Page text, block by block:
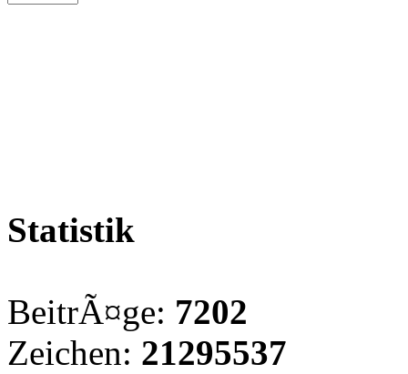
Statistik
BeitrÃ¤ge: 7202
Zeichen: 21295537